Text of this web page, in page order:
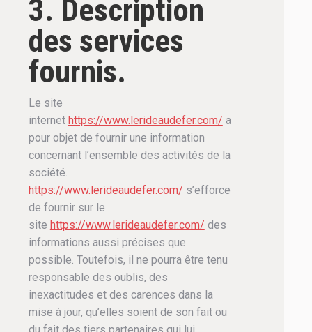
3. Description
des services
fournis.
Le site
internet https://www.lerideaudefer.com/ a
pour objet de fournir une information
concernant l’ensemble des activités de la
société.
https://www.lerideaudefer.com/ s’efforce
de fournir sur le
site https://www.lerideaudefer.com/ des
informations aussi précises que
possible. Toutefois, il ne pourra être tenu
responsable des oublis, des
inexactitudes et des carences dans la
mise à jour, qu’elles soient de son fait ou